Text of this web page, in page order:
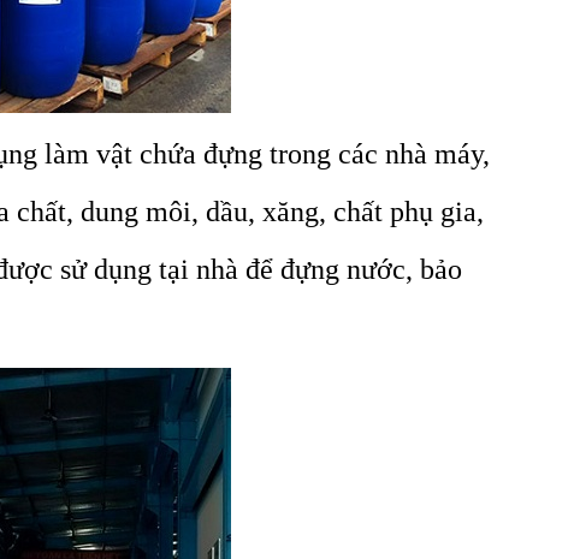
làm vật chứa đựng trong các nhà máy,
chất, dung môi, dầu, xăng, chất phụ gia,
sử dụng tại nhà để đựng nước, bảo